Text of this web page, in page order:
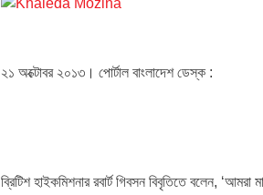
২১ অক্টোবর ২০১৩। পোর্টাল বাংলাদেশ ডেস্ক :
ব্রিটিশ হাইকমিশনার রবার্ট গিবসন বিবৃতিতে বলেন, ‘আমরা